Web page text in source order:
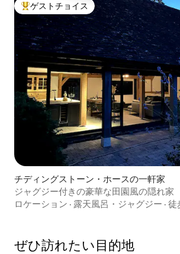
大好評のゲストチョイスです。
ゲストチョイス
チディングストーン・ホースの一軒家
ジャグジー付きの豪華な田園風の隠れ家
ロケーション · 露天風呂・ジャグジー · 徒
ぜひ訪⁠れ⁠た⁠い目⁠的⁠地